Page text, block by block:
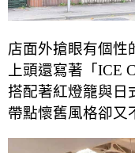
店面外搶眼有個性
上頭還寫著「ICE
搭配著紅燈籠與日
帶點懷舊風格卻又